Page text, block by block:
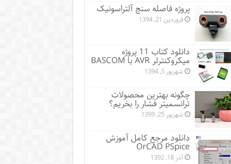
پروژه فاصله سنج آلتراسونیک
فروردین 21, 1394
دانلود کتاب 11 پروژه
میکروکنترلر AVR با BASCOM
شهریور 5, 1394
چگونه بهترین محصولات
ترانسمیتر فشار را بخریم؟
شهریور 25, 1399
دانلود مرجع کامل آموزش
OrCAD PSpice
آذر 18, 1392